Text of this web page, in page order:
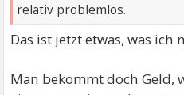
relativ problemlos.
Das ist jetzt etwas, was ich
Man bekommt doch Geld,